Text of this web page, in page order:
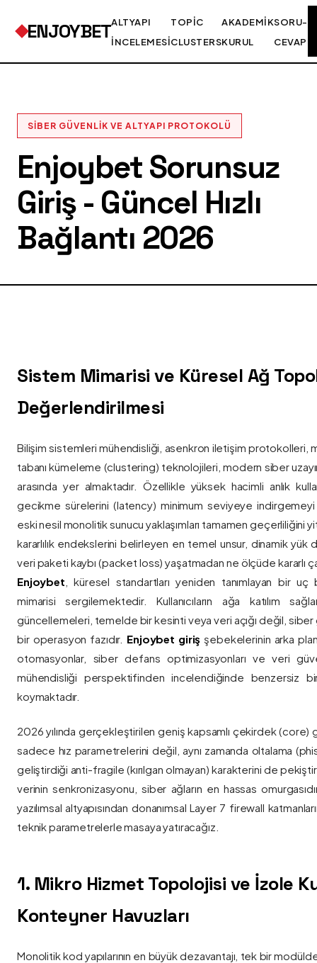
ENJOYBETALTYAPI
İNCELEMESI
TOPIC
CLUSTERS
AKADEMIK
KURUL
SORU-
CEVAP
SIBER GÜVENLIK VE ALTYAPI PROTOKOLÜ
Enjoybet Sorunsuz
Giriş - Güncel Hızlı
Bağlantı 2026
Sistem Mimarisi ve Küresel Ağ
Değerlendirilmesi
Bilişim sistemleri mühendisliği, asenkron iletişim protokolleri,
tabanı kümeleme (clustering) teknolojileri, modern siber
arasında yer almaktadır. Özellikle yüksek hacimli anlık
gecikme sürelerini (latency) minimum seviyeye
eski nesil monolitik sunucu yaklaşımları tamamen geçerliliğini
kararlılık endekslerini belirleyen en temel unsur, dinamik yük
veri paketi kaybı (packet loss) yaşatmadan ne ölçüde kararlı
Enjoybet , küresel standartları yeniden tanımlayan bir
mimarisi sergilemektedir. Kullanıcıların ağa katılım
güncellemeleri, temelde bir kesinti veya veri açığı değil, siber
bir operasyon fazıdır. Enjoybet giriş şebekelerinin arka
otomasyonlar, siber defans optimizasyonları ve veri
mühendisliği perspektifinden incelendiğinde benzersiz
koymaktadır.
2026 yılında gerçekleştirilen geniş kapsamlı çekirdek
sadece hız parametrelerini değil, aynı zamanda oltalama
geliştirdiği anti-fragile (kırılgan olmayan) karakterini de
verinin senkronizasyonu, siber ağların en hassas
yazılımsal altyapısından donanımsal Layer 7 firewall
teknik parametrelerle masaya yatıracağız.
1. Mikro Hizmet Topolojisi ve İzole
Konteyner Havuzları
Monolitik kod yapılarının en büyük dezavantajı, tek bir